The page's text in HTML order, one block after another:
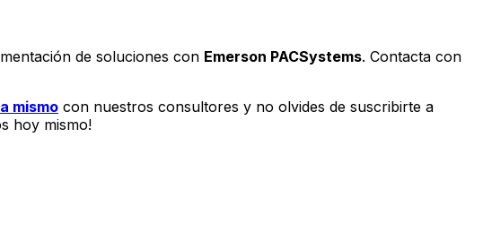
de soluciones con Emerson PACSystems. Contacta con
mismo con nuestros consultores y no olvides de suscribirte a
hoy mismo!